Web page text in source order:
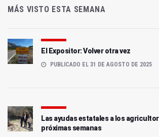
MÁS VISTO ESTA SEMANA
El Expositor: Volver otra vez
PUBLICADO EL 31 DE AGOSTO DE 2025
Las ayudas estatales a los
próximas semanas